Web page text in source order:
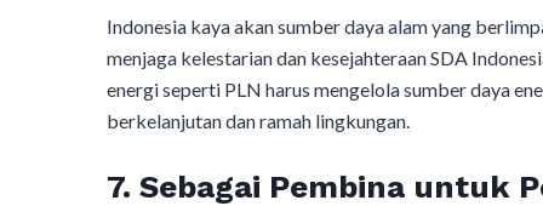
Indonesia kaya akan sumber daya alam yang
menjaga kelestarian dan kesejahteraan SDA
energi seperti PLN harus mengelola sumber daya
berkelanjutan dan ramah lingkungan.
7. Sebagai Pembina untuk